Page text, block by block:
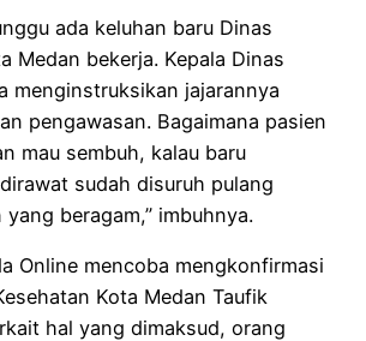
ada keluhan baru Dinas
Medan bekerja. Kepala Dinas
menginstruksikan jajarannya
pengawasan. Bagaimana pasien
mau sembuh, kalau baru
sudah disuruh pulang
beragam,” imbuhnya.
Online mencoba mengkonfirmasi
Kota Medan Taufik
hal yang dimaksud, orang